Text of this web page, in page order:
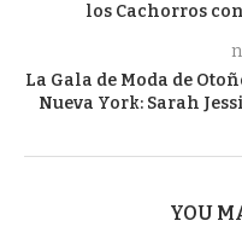
los Cachorros
La Gala de Moda de
Nueva York: Sarah
YOU